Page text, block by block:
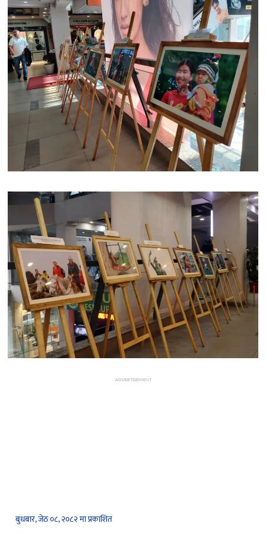
ADVERTISEMENT
बुधबार, जेठ ०८, २०८२ मा प्रकाशित